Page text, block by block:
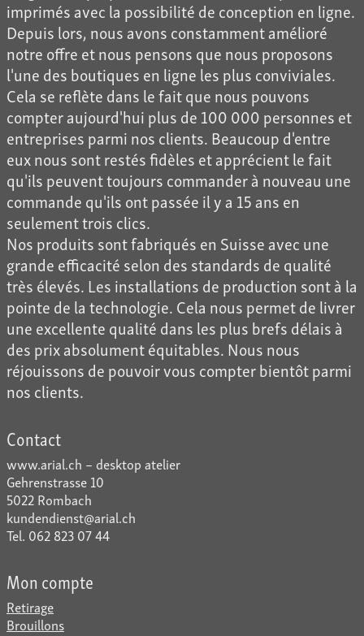
imprimés avec la possibilité de conception en ligne.
Depuis lors, nous avons constamment amélioré
notre offre et nous pensons que nous proposons
l'une des boutiques en ligne les plus conviviales.
Cela se reflète dans le fait que nous pouvons
compter aujourd'hui plus de 100 000 personnes et
entreprises parmi nos clients. Beaucoup d'entre
eux nous sont restés fidèles et apprécient le fait
qu'ils peuvent toujours commander à nouveau une
commande qu'ils ont passée il y a 15 ans en
seulement trois clics.
Nos produits sont fabriqués en Suisse avec une
grande efficacité selon des standards de qualité
très élevés. Les installations de production sont à la
pointe de la technologie. Cela nous permet de livrer
une excellente qualité dans les plus brefs délais à
des prix absolument équitables. Nous nous
réjouissons de pouvoir vous compter bientôt parmi
nos clients.
Contact
www.arial.ch – desktop atelier
Gehrenstrasse 10
5022 Rombach
kundendienst@arial.ch
Tel. 062 823 07 44
Mon compte
Retirage
Brouillons